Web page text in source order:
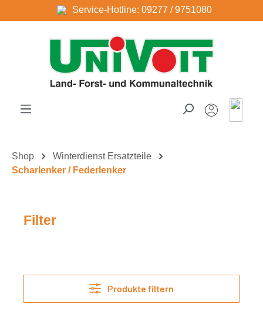
Zum Hauptinhalt springenService-Hotline: 09277 / 9751080
Shop
Winterdienst Ersatzteile
Scharlenker / Federlenker
Filter
Produkte filtern